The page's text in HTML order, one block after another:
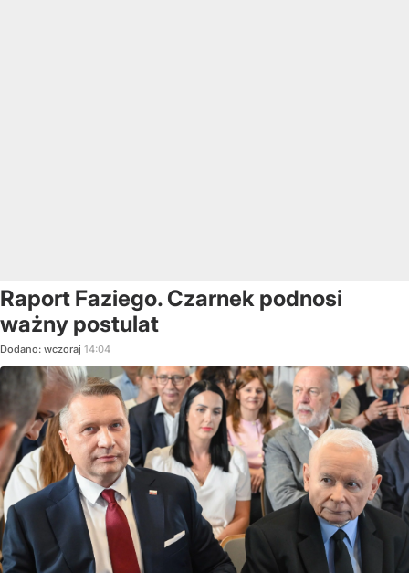
Raport Faziego. Czarnek podnosi
ważny postulat
Dodano: wczoraj 14:04